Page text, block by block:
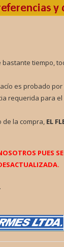
tiempo,
es probado
requerida para
la compra, EL
PUES